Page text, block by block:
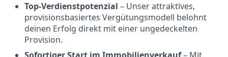
Top-Verdienstpotenzial – Unser attraktives,
provisionsbasiertes Vergütungsmodell belohnt
deinen Erfolg direkt mit einer ungedeckelten
Provision.